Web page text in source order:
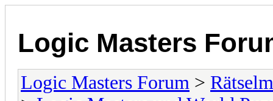
Logic Masters
Logic Masters Forum >